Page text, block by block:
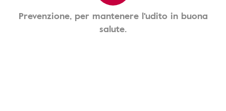
Prevenzione, per mantenere l'udito in buona
salute.